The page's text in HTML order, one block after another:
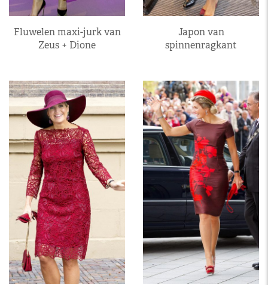
Fluwelen maxi-jurk van
Zeus + Dione
Japon van
spinnenragkant